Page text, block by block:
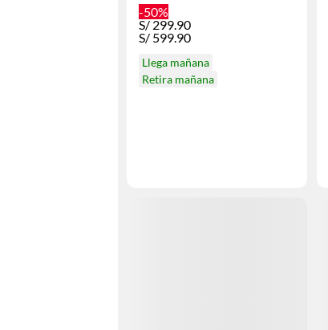
-50%
S/ 299.90
S/ 599.90
Llega mañana
Retira mañana